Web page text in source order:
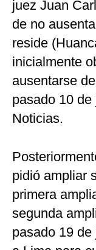
juez Juan
de no
reside
inicialmente
ausentarse
pasado 10
Noticias.
pidió ampliar
primera
segunda
pasado 19